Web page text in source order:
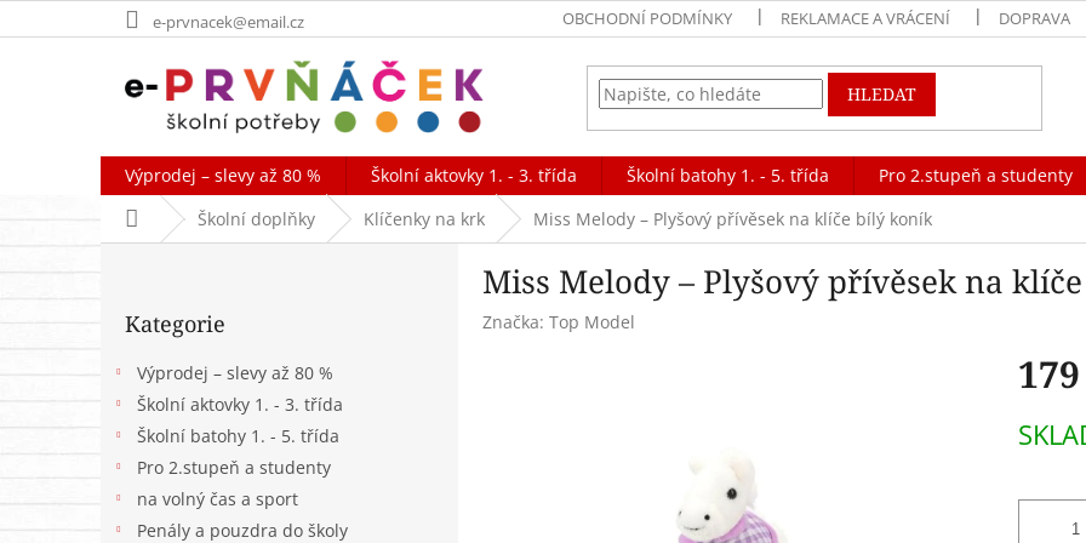
na
e-prvnacek@email.cz OBCHODNÍ PODMÍNKY REKLAMACE A VRÁCENÍ DOPRAVA
HLEDAT
Výprodej – slevy až 80 % Školní aktovky 1. - 3. třída Školní batohy 1. - 5. třída Pro 2.stupeň a studenty
Domů Školní doplňky Klíčenky na krk Miss Melody – Plyšový přívěsek na klíče bílý koník
P
kategorie
Kategorie
Výprodej – slevy až 80 %
Školní aktovky 1. - 3. třída
Školní batohy 1. - 5. třída
Pro 2.stupeň a studenty
na volný čas a sport
Penály a pouzdra do školy
Miss Melody – Plyšový přívěsek na
Značka: Top Model
cena: